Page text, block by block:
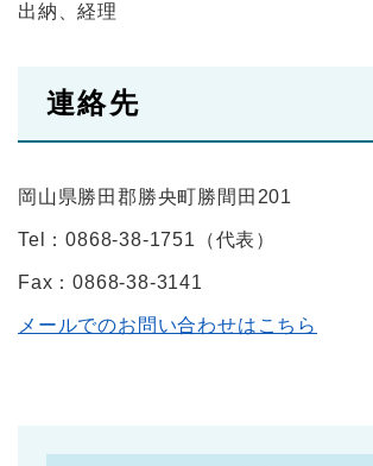
出納、経理
連絡先
岡山県勝田郡勝央町勝間田201
Tel：0868-38-1751 （代表 ）
Fax：0868-38-3141
メールでのお問い合わせはこちら